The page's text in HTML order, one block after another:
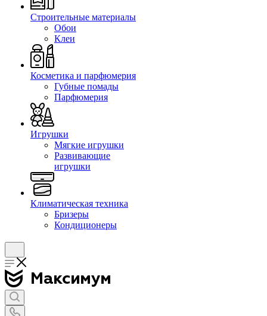
Строительные материалы
Обои
Клеи
Косметика и парфюмерия
Губные помады
Парфюмерия
Игрушки
Мягкие игрушки
Развивающие
игрушки
Климатическая техника
Бризеры
Кондиционеры